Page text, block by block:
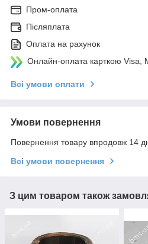
Пром-оплата
Післяплата
Оплата на рахунок
Онлайн-оплата карткою Visa,
Всі умови оплати
Умови повернення
Повернення товару впродовж 14
Всі умови повернення
З цим товаром також